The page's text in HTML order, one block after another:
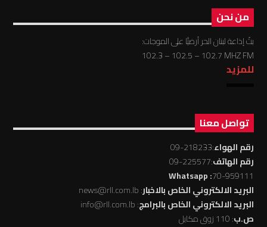
من نحن
بثّ إذاعة لبنان الحر أرضيًّا على الموجات:
102.3 – 102.5 – 102.7 MHZ FM
للمزيد
تواصل معنا
رقم الهواء:218233-09
رقم الهاتف:225577-09
70-959111
: Whatsapp
البريد الالكتروني الخاص بالاخبار: news@rll.com.lb
البريد الالكتروني الخاص بالبرامج: info@rll.com.lb
ص.ب: 110 زوق مكايل